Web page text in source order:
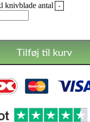
knivblade antal -
Tilføj til kurv